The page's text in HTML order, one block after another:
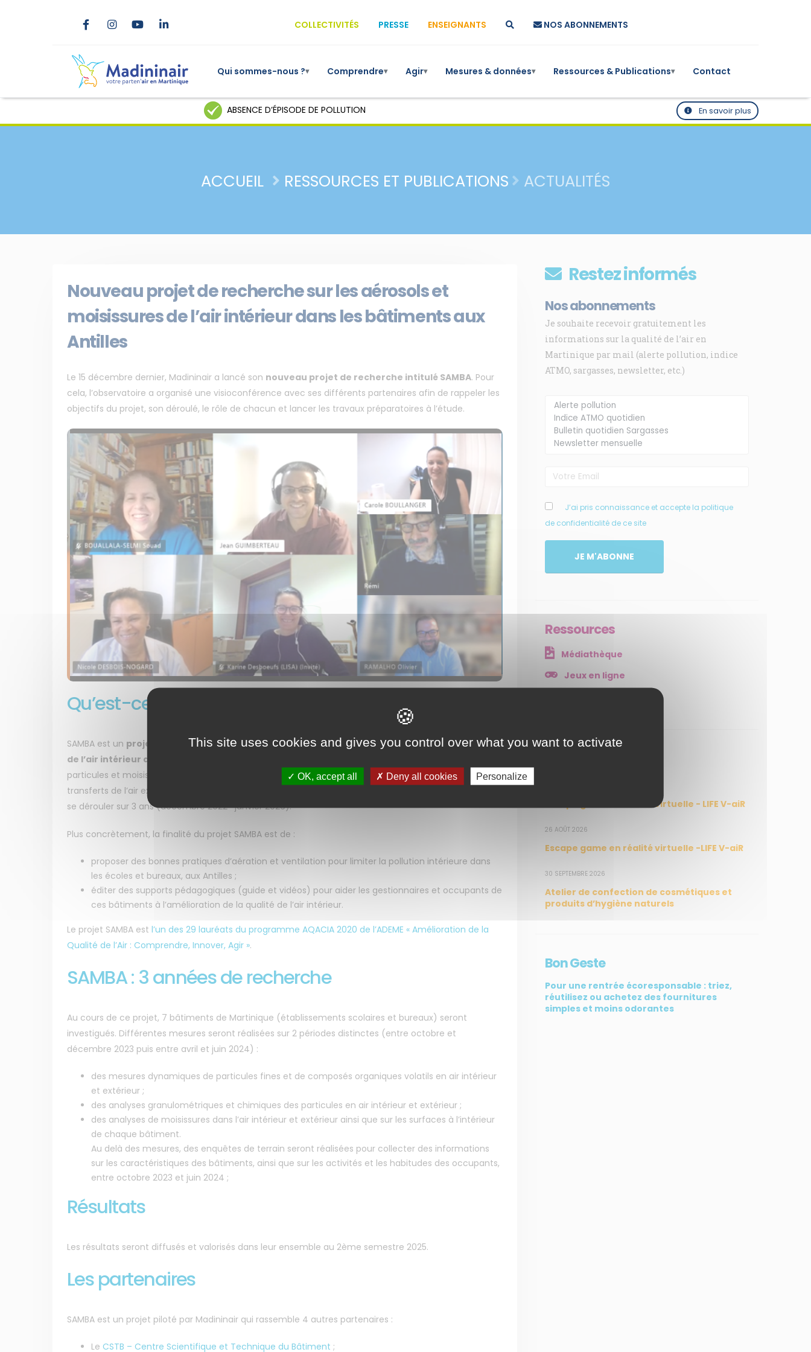
COLLECTIVITÉS PRESSE ENSEIGNANTS NOS ABONNEMENTS
Qui sommes-nous ?▾ Comprendre▾ Agir▾ Mesures & données▾ Ressources & Publications▾ Contact
ABSENCE D’ÉPISODE DE POLLUTION En savoir plus
ACCUEIL RESSOURCES ET PUBLICATIONS ACTUALITÉS
Nouveau projet de recherche sur les aérosols et
moisissures de l’air intérieur dans les bâtiments aux
Antilles
Le 15 décembre dernier, Madininair a lancé son nouveau projet de recherche intitulé SAMBA. Pour
cela, l’observatoire a organisé une visioconférence avec ses différents partenaires afin de rappeler les
objectifs du projet, son déroulé, le rôle de chacun et lancer les travaux préparatoires à l’étude.
Qu’est-ce que SAMBA ?
SAMBA est un projet de recherche sur la "Spéciation chimique des Aérosols et des Moisissures
de l’air intérieur dans les Bâtiments aux Antilles"
particules et moisissures présentes dans les bâtiments tertiaires en Martinique et, analyser les
transferts de l’air extérieur vers l’air intérieur selon différentes conditions de ventilation et aération. Il va
se dérouler sur 3 ans (décembre 2022- janvier 2026).
Plus concrètement, la finalité du projet SAMBA est de :
proposer des bonnes pratiques d’aération et ventilation pour limiter la pollution intérieure dans
les écoles et bureaux, aux Antilles ;
éditer des supports pédagogiques (guide et vidéos) pour aider les gestionnaires et occupants de
ces bâtiments à l’amélioration de la qualité de l’air intérieur.
Le projet SAMBA est l’un des 29 lauréats du programme AQACIA 2020 de l’ADEME « Amélioration de la
Qualité de l’Air : Comprendre, Innover, Agir ».
SAMBA : 3 années de recherche
Au cours de ce projet, 7 bâtiments de Martinique (établissements scolaires et bureaux) seront
investigués. Différentes mesures seront réalisées sur 2 périodes distinctes (entre octobre et
décembre 2023 puis entre avril et juin 2024) :
des mesures dynamiques de particules fines et de composés organiques volatils en air intérieur
et extérieur ;
des analyses granulométriques et chimiques des particules en air intérieur et extérieur ;
des analyses de moisissures dans l’air intérieur et extérieur ainsi que sur les surfaces à l’intérieur
de chaque bâtiment.
Au delà des mesures, des enquêtes de terrain seront réalisées pour collecter des informations
sur les caractéristiques des bâtiments, ainsi que sur les activités et les habitudes des occupants,
entre octobre 2023 et juin 2024 ;
Résultats
Les résultats seront diffusés et valorisés dans leur ensemble au 2ème semestre 2025.
Les partenaires
SAMBA est un projet piloté par Madininair qui rassemble 4 autres partenaires :
Le CSTB – Centre Scientifique et Technique du Bâtiment ;
Restez informés
Nos abonnements
Je souhaite recevoir gratuitement les
informations sur la qualité de l’air en
Martinique par mail (alerte pollution, indice
ATMO, sargasses, newsletter, etc.)
J’ai pris connaissance et accepte la politique
de confidentialité de ce site
JE M'ABONNE
Ressources
Médiathèque
Jeux en ligne
Escape game en réalité virtuelle - LIFE V-aiR
26 AOÛT 2026
Escape game en réalité virtuelle -LIFE V-aiR
30 SEPTEMBRE 2026
Atelier de confection de cosmétiques et
produits d’hygiène naturels
Bon Geste
Pour une rentrée écoresponsable : triez,
réutilisez ou achetez des fournitures
simples et moins odorantes
Comprendre
Agir
This site uses cookies and gives you control over what you want to activate
OK, accept all Deny all cookies Personalize